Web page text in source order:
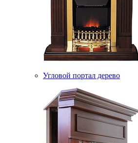
Угловой портал дерево